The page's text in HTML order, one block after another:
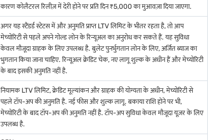
में गोल्ड दर
में गोल्ड दर
प्रदेश में गोल्ड दर
बंगाल में सोने का भाव
में गोल्ड दर
कारण कोलैटरल रिलीज़ में देरी होने पर प्रति दिन ₹5,000 का मुआवज़ा दिया जाएगा.
अगर यह स्टैंडर्ड स्टेटस में और अनुमति प्राप्त LTV लिमिट के भीतर रहता है, तो आप
मेच्योरिटी से पहले अपने गोल्ड लोन के रिन्यूअल का अनुरोध कर सकते हैं. यह सुविधा
केवल मौजूदा ग्राहक के लिए उपलब्ध है. बुलेट पुनर्भुगतान लोन के लिए, अर्जित ब्याज का
भुगतान किया जाना चाहिए. रिन्यूअल क्रेडिट चेक, नए लागू शुल्क के अधीन हैं और मेच्योरिटी
के बाद इसकी अनुमति नहीं है.
नियामक LTV लिमिट, क्रेडिट मूल्यांकन और ग्राहक की योग्यता के अधीन, मेच्योरिटी से
पहले टॉप-अप की अनुमति है. नई फीस और शुल्क लागू. बकाया राशि होने पर भी,
मेच्योरिटी के बाद टॉप-अप की अनुमति नहीं है. टॉप-अप सुविधा केवल मौजूदा यूज़र के लिए
उपलब्ध है.